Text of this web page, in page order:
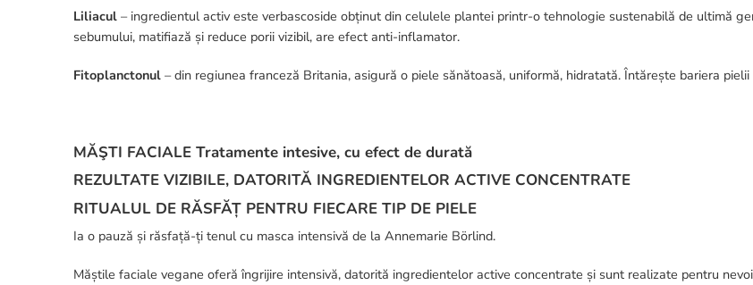
Liliacul – ingredientul activ este verbascoside obținut din celulele plantei printr-o tehnologie sustenabilă de ultimă
sebumului, matifiază și reduce porii vizibil, are efect anti-inflamator.
Fitoplanctonul – din regiunea franceză Britania, asigură o piele sănătoasă, uniformă, hidratată. Întărește bariera
MĂŞTI FACIALE Tratamente intesive, cu efect de durată
REZULTATE VIZIBILE, DATORITĂ INGREDIENTELOR ACTIVE CONCENTRATE
RITUALUL DE RĂSFĂȚ PENTRU FIECARE TIP DE PIELE
Ia o pauză și răsfață-ți tenul cu masca intensivă de la Annemarie Börlind.
Măștile faciale vegane oferă îngrijire intensivă, datorită ingredientelor active concentrate și sunt realizate pentru